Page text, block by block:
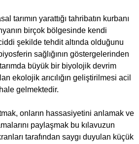
tarımın yarattığı tahribatın kurbanı
birçok bölgesinde kendi
şekilde tehdit altında olduğunu
sağlığının göstergelerinden
büyük bir biyolojik devrim
ekolojik arıcılığın geliştirilmesi acil
hale gelmektedir.
onların hassasiyetini anlamak ve
paylaşmak bu kılavuzun
tarafından saygı duyulan küçük